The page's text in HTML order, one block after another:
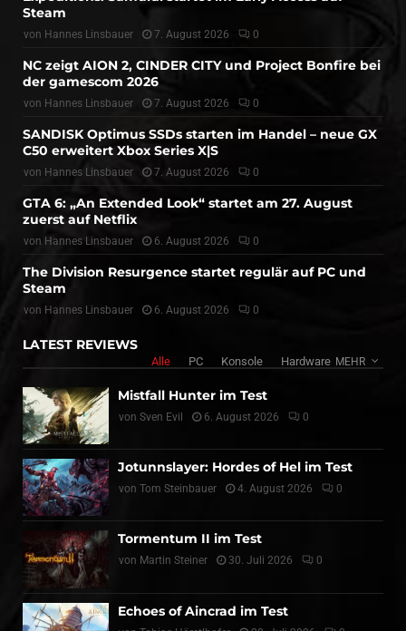
Steam
von Hannes Linsbauer 7. August 2026 0
NC zeigt AION 2, CINDER CITY und Project Bonfire bei
der gamescom 2026
von Hannes Linsbauer 7. August 2026 0
SANDISK Optimus SSDs starten im Handel – neue GX
C50 erweitert Xbox Series X|S
von Hannes Linsbauer 7. August 2026 0
GTA 6: „An Extended Look“ startet am 27. August
zuerst auf Netflix
von Hannes Linsbauer 6. August 2026 0
The Division Resurgence startet regulär auf PC und
Steam
von Hannes Linsbauer 6. August 2026 0
LATEST REVIEWS
Alle PC Konsole Hardware MEHR
Mistfall Hunter im Test
von Sven Evil 6. August 2026 0
Jotunnslayer: Hordes of Hel im Test
von Tom Steinbauer 4. August 2026 0
Tormentum II im Test
von Martin Steiner 30. Juli 2026 0
Echoes of Aincrad im Test